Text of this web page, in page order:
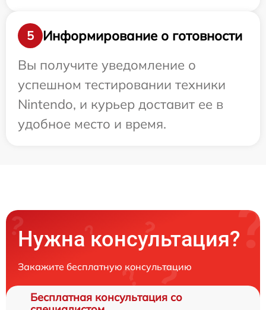
5
Информирование о готовности
Вы получите уведомление о
успешном тестировании техники
Nintendo, и курьер доставит ее в
удобное место и время.
Нужна консультация?
Закажите бесплатную консультацию
Бесплатная консультация со